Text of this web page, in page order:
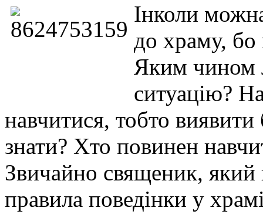
Інколи
до храму, бо
Яким чином
ситуацію?
навчитися, тобто
знати? Хто повинен
Звичайно священик, який
правила поведінки у